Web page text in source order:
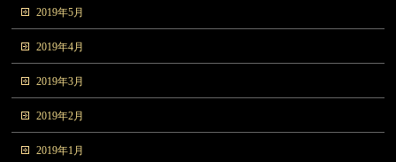
2019年5月
2019年4月
2019年3月
2019年2月
2019年1月